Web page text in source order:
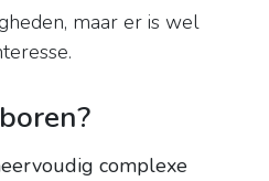
maar er is wel
complexe